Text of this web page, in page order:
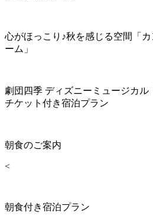
心がほっこり♪秋を感じる空間「
ーム」
劇団四季 ディズニーミュージカ
チケット付き宿泊プラン
朝食のご案内
<
朝食付き宿泊プラン